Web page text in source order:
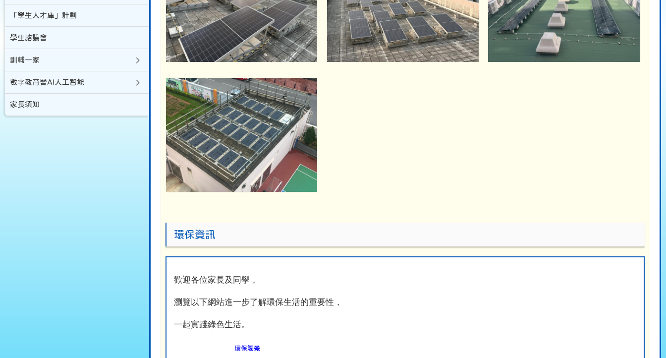
環保資訊
歡迎各位家長及同學，
瀏覽以下網站進一步了解環保生活的重要性，
一起實踐綠色生活。
環保觸覺
「學生人才庫」計劃
學生諮議會
訓輔一家
數字教育暨AI人工智能
家長須知